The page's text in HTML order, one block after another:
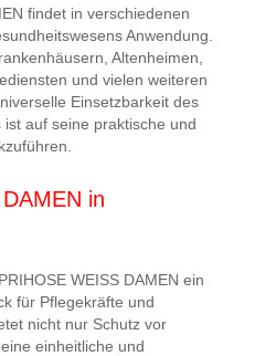
findet in verschiedenen
Anwendung.
Altenheimen,
und vielen weiteren
Einsetzbarkeit des
ist auf seine praktische und
in
WEISS DAMEN ein
für Pflegekräfte und
nicht nur Schutz vor
einheitliche und